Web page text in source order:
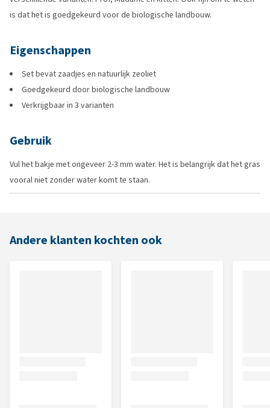
is dat het is goedgekeurd voor de biologische landbouw.
Eigenschappen
Set bevat zaadjes en natuurlijk zeoliet
Goedgekeurd door biologische landbouw
Verkrijgbaar in 3 varianten
Gebruik
Vul het bakje met ongeveer 2-3 mm water. Het is belangrijk dat het gras
vooral niet zonder water komt te staan.
Andere klanten kochten ook